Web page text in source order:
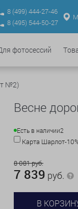
8 (499) 444-27-46
8 (495) 544-50-27
фотосессий
№2)
Весне
Есть в наличии2
Карта Шарлот-
8 081 руб.
7 839 руб.
В